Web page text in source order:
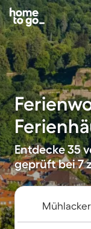
Entdecke 35
geprüft bei 7